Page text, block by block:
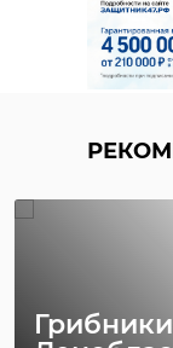
Грибники